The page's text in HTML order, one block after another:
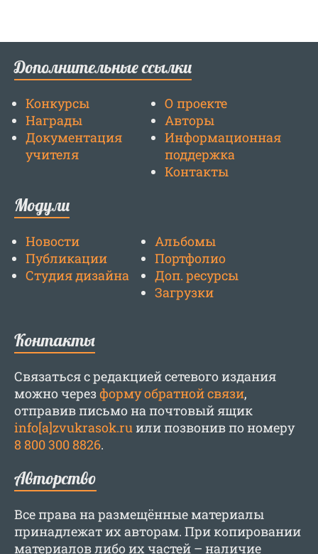
Дополнительные ссылки
Конкурсы
Награды
Документация
учителя
О проекте
Авторы
Информационная
поддержка
Контакты
Модули
Новости
Публикации
Студия дизайна
Альбомы
Портфолио
Доп. ресурсы
Загрузки
Контакты
Связаться с редакцией сетевого издания
можно черезформу обратной связи,
отправив письмо на почтовый ящик
info[a]zvukrasok.ruили позвонив по номеру
8 800 300 8826.
Авторство
Все права на размещённые материалы
принадлежат их авторам. При копировании
материалов либо их частей – наличие